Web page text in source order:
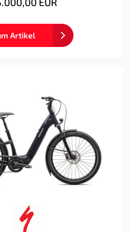
Artikel